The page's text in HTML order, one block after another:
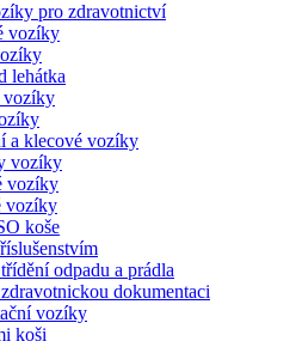
pro zdravotnictví
vozíky
lehátka
vozíky
a klecové vozíky
vozíky
vozíky
vozíky
koše
odpadu a prádla
dokumentaci
vozíky
koši